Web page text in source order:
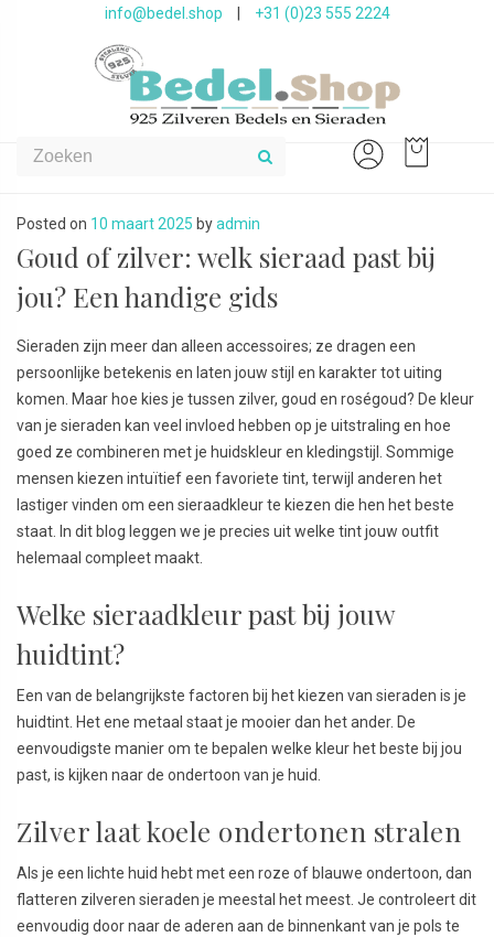
info@bedel.shop +31 (0)23 555 2224
Posted on 10 maart 2025 byadmin
Goud of zilver: welk sieraad past bij
jou? Een handige gids
Sieraden zijn meer dan alleen accessoires; ze dragen een
persoonlijke betekenis en laten jouw stijl en karakter tot uiting
komen. Maar hoe kies je tussen zilver, goud en roségoud? De kleur
van je sieraden kan veel invloed hebben op je uitstraling en hoe
goed ze combineren met je huidskleur en kledingstijl. Sommige
mensen kiezen intuïtief een favoriete tint, terwijl anderen het
lastiger vinden om een sieraadkleur te kiezen die hen het beste
staat. In dit blog leggen we je precies uit welke tint jouw outfit
helemaal compleet maakt.
Welke sieraadkleur past bij jouw
huidtint?
Een van de belangrijkste factoren bij het kiezen van sieraden is je
huidtint. Het ene metaal staat je mooier dan het ander. De
eenvoudigste manier om te bepalen welke kleur het beste bij jou
past, is kijken naar de ondertoon van je huid.
Zilver laat koele ondertonen stralen
Als je een lichte huid hebt met een roze of blauwe ondertoon, dan
flatteren zilveren sieraden je meestal het meest. Je controleert dit
eenvoudig door naar de aderen aan de binnenkant van je pols te